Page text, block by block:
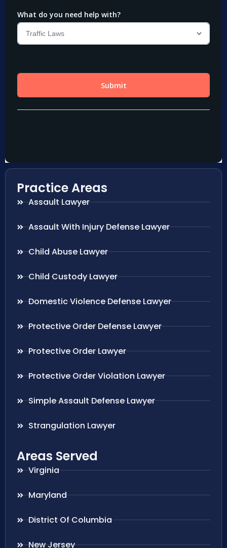
Practice Areas
Assault Lawyer
Assault With Injury Defense Lawyer
Child Abuse Lawyer
Child Custody Lawyer
Domestic Violence Defense Lawyer
Protective Order Defense Lawyer
Protective Order Lawyer
Protective Order Violation Lawyer
Simple Assault Defense Lawyer
Strangulation Lawyer
Areas Served
Virginia
Maryland
District Of Columbia
New Jersey